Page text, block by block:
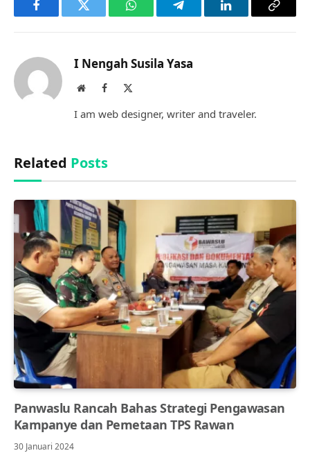
FacebookTwitter WhatsAppTelegramLinkedInCopy
I Nengah Susila Yasa
WebsiteFacebook
I am web designer, writer and traveler.
Related Posts
Panwaslu Rancah Bahas Strategi Pengawasan
Kampanye dan Pemetaan TPS Rawan
30 Januari 2024